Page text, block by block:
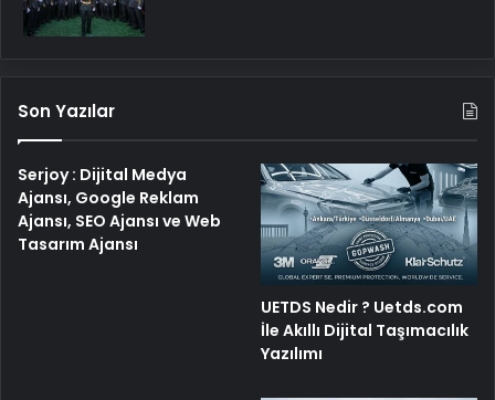
Son Yazılar
Serjoy : Dijital Medya
Ajansı, Google Reklam
Ajansı, SEO Ajansı ve Web
Tasarım Ajansı
UETDS Nedir ? Uetds.com
İle Akıllı Dijital Taşımacılık
Yazılımı